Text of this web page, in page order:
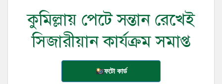
কুমিল্লায় পেটে সন্তান রেখেই
সিজারীয়ান কার্যক্রম সমাপ্ত
ফটো কার্ড